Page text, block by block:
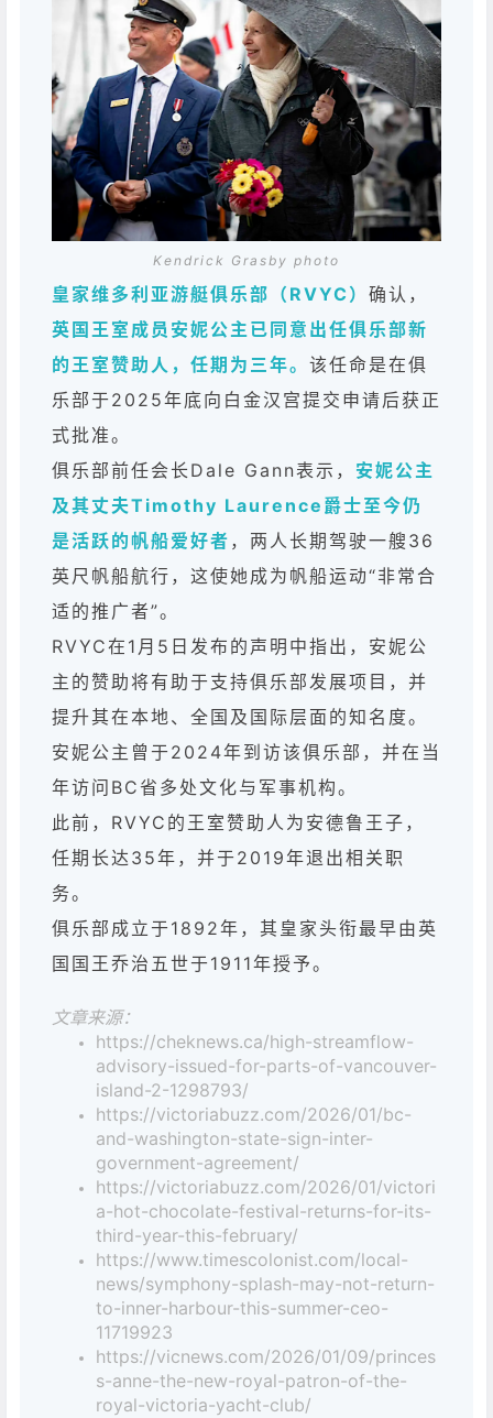
Kendrick Grasby photo
皇家维多利亚游艇俱乐部（RVYC） 确认，
英国王室成员安妮公主已同意出任俱乐部新
的王室赞助人，任期为三年。 该任命是在俱
乐部于2025年底向白金汉宫提交申请后获正
式批准。
俱乐部前任会长Dale Gann表示， 安妮公主
及其丈夫Timothy Laurence爵士至今仍
是活跃的帆船爱好者 ，两人长期驾驶一艘36
英尺帆船航行，这使她成为帆船运动“非常合
适的推广者”。
RVYC在1月5日发布的声明中指出，安妮公
主的赞助将有助于支持俱乐部发展项目，并
提升其在本地、全国及国际层面的知名度。
安妮公主曾于2024年到访该俱乐部，并在当
年访问BC省多处文化与军事机构。
此前，RVYC的王室赞助人为安德鲁王子，
任期长达35年，并于2019年退出相关职
务。
俱乐部成立于1892年，其皇家头衔最早由英
国国王乔治五世于1911年授予。
文章来源：
https://cheknews.ca/high-streamflow-
advisory-issued-for-parts-of-vancouver-
island-2-1298793/
https://victoriabuzz.com/2026/01/bc-
and-washington-state-sign-inter-
government-agreement/
https://victoriabuzz.com/2026/01/victori
a-hot-chocolate-festival-returns-for-its-
third-year-this-february/
https://www.timescolonist.com/local-
news/symphony-splash-may-not-return-
to-inner-harbour-this-summer-ceo-
11719923
https://vicnews.com/2026/01/09/princes
s-anne-the-new-royal-patron-of-the-
royal-victoria-yacht-club/